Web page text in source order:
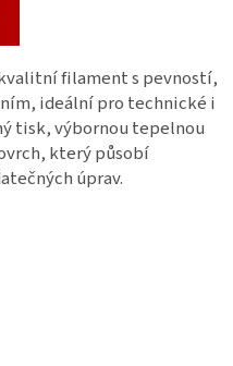
filament s pevností,
ideální pro technické i
tisk, výbornou tepelnou
který působí
úprav.